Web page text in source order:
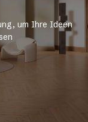
um Ihre Ideen